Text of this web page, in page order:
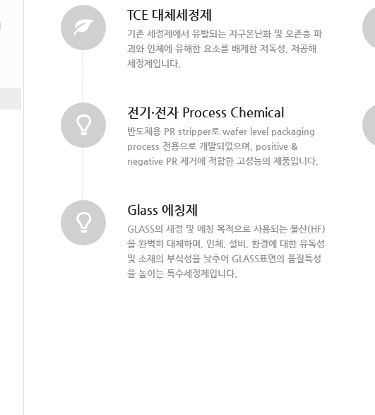
TCE 대체세정제
기존 세정제에서 유발되는 지구온난화 및 오존층 파
괴와 인체에 유해한 요소를 배제한 저독성, 저공해
세정제입니다.
전기·전자 Process Chemical
반도체용 PR stripper로 wafer level packaging
process 전용으로 개발되었으며, positive &
negative PR 제거에 적합한 고성능의 제품입니다.
Glass 에칭제
GLASS의 세정 및 에칭 목적으로 사용되는 불산(HF)
을 완벽히 대체하며, 인체, 설비, 환경에 대한 유독성
및 소재의 부식성을 낮추어 GLASS표면의 품질특성
을 높이는 특수세정제입니다.